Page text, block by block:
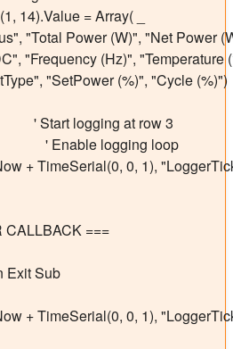
14).Value = Array( _
"Total Power (W)", "Net Power
"Frequency (Hz)", "Temperature
"SetPower (%)", "Cycle (%)")
' Start logging at row 3
' Enable logging loop
+ TimeSerial(0, 0, 1),
CALLBACK ===
Exit Sub
+ TimeSerial(0, 0, 1),